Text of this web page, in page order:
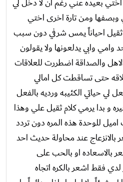
ومن تارة اخرى اختي
ثقيل احياناً يمس شرفي دون سبب
وابي يدلعونها ولا يقولون
والصداقة اضطررت للعلاقات
حتى تساقطت كل امالي
حياتي الكئيبه ورديه بالفعل
بدا يرمي كلام ثقيل علي وهذا
للوحدة هذه المره دون تردد
عند محاولة حديث احد
بالاسعاده او بالحب على
لدي فقط اشعر بالكره اتجاه